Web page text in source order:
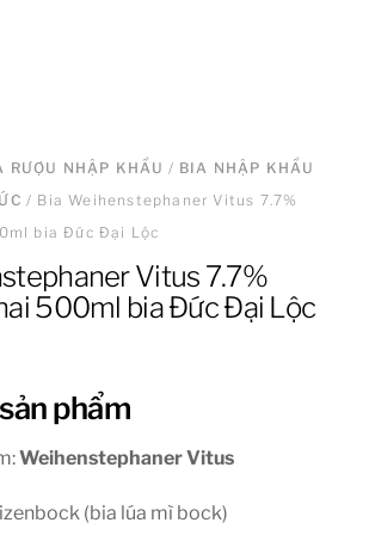
RƯỢU NHẬP KHẨU / BIA NHẬP KHẨU
/ Bia Weihenstephaner Vitus 7.7%
bia Đức Đại Lộc
Vitus 7.7%
500ml bia Đức Đại Lộc
phẩm
Weihenstephaner Vitus
(bia lúa mì bock)